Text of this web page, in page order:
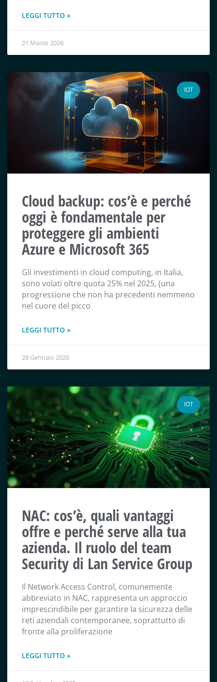
LEGGI TUTTO »
21 Marzo 2026
IOT
Cloud backup: cos’è e perché
oggi è fondamentale per
proteggere gli ambienti
Azure e Microsoft 365
Gli investimenti in cloud computing, in Italia,
sono volati oltre quota 25% nel 2025, (una
progressione che non ha precedenti nemmeno
nel cuore del picco
LEGGI TUTTO »
28 Gennaio 2026
IOT
NAC: cos’è, quali vantaggi
offre e perché serve alla tua
azienda. Il ruolo del team
Security di Lan Service Group
Il Network Access Control, comunemente
abbreviato in NAC, rappresenta un approccio
imprescindibile per garantire la sicurezza delle
reti aziendali contemporanee, soprattutto di
fronte alla proliferazione
LEGGI TUTTO »